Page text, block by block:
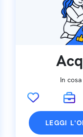
In
LEGGI